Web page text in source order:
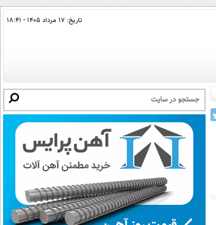
تاریخ: ۱۷ مرداد ۱۴۰۵ - ۱۸:۴۱